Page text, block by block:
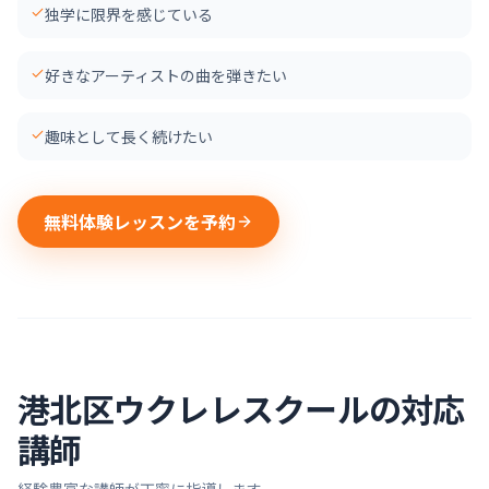
独学に限界を感じている
好きなアーティストの曲を弾きたい
趣味として長く続けたい
無料体験レッスンを予約
港北区ウクレレスクールの対応
講師